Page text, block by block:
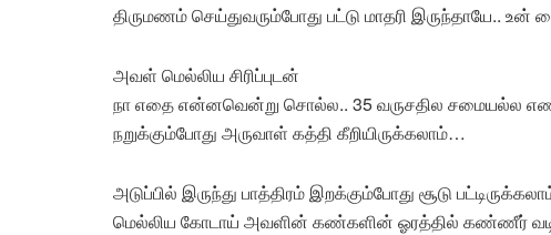
திருமணம் செய்துவரும்போது பட்டு மாதரி இருந்தாயே.. உன்
அவள் மெல்லிய சிரிப்புடன்
நா எதை என்னவென்று சொல்ல.. 35 வருசதில சமையல்ல
நறுக்கும்போது அருவாள் கத்தி கீறியிருக்கலாம்…
அடுப்பில் இருந்து பாத்திரம் இறக்கும்போது சூடு
மெல்லிய கோடாய் அவளின் கண்களின் ஓரத்தில் கண்ணீர்